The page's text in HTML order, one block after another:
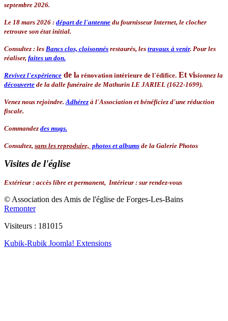
septembre 2026.
Le 18 mars 2026 : départ de l'antenne du fournisseur Internet, le clocher
retrouve son état initial.
Consultez : les Bancs clos, cloisonnés restaurés, les travaux à venir. Pour les
réaliser, faites un don.
Revivez l'expérience de la rénovation intérieure de l'édifice. Et visionnez la
découverte de la dalle funéraire de Mathurin LE JARIEL (1622-1699).
Venez nous rejoindre. Adhérez à l'Association et bénéficiez d'une réduction
fiscale.
Commandez des mugs.
Consultez, sans les reproduire, photos et albums de la Galerie Photos
Visites de l'église
Extérieur : accès libre et permanent, Intérieur : sur rendez-vous
© Association des Amis de l'église de Forges-Les-Bains
Remonter
Visiteurs : 181015
Kubik-Rubik Joomla! Extensions